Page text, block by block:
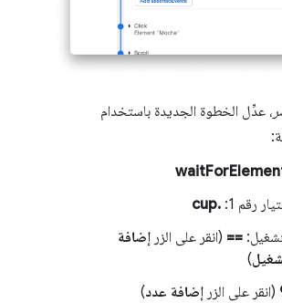
، عدِّل الخطوة الجديدة باستخدام
رقم 1:
.cup
== (انقر على الزر إضافة
)
(انقر على الزر إضافة عدد)